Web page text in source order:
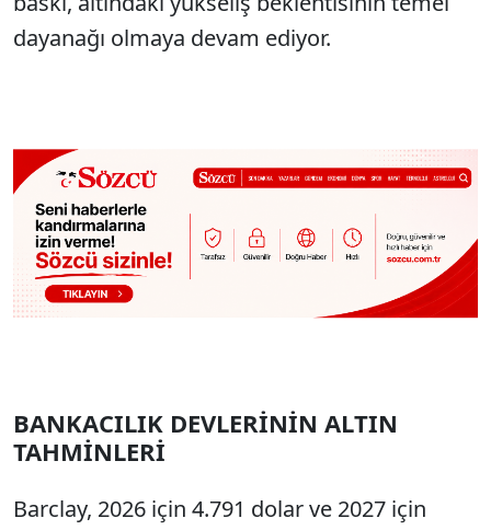
dayanağı olmaya devam ediyor.
BANKACILIK DEVLERİNİN ALTIN
TAHMİNLERİ
Barclay, 2026 için 4.791 dolar ve 2027 için